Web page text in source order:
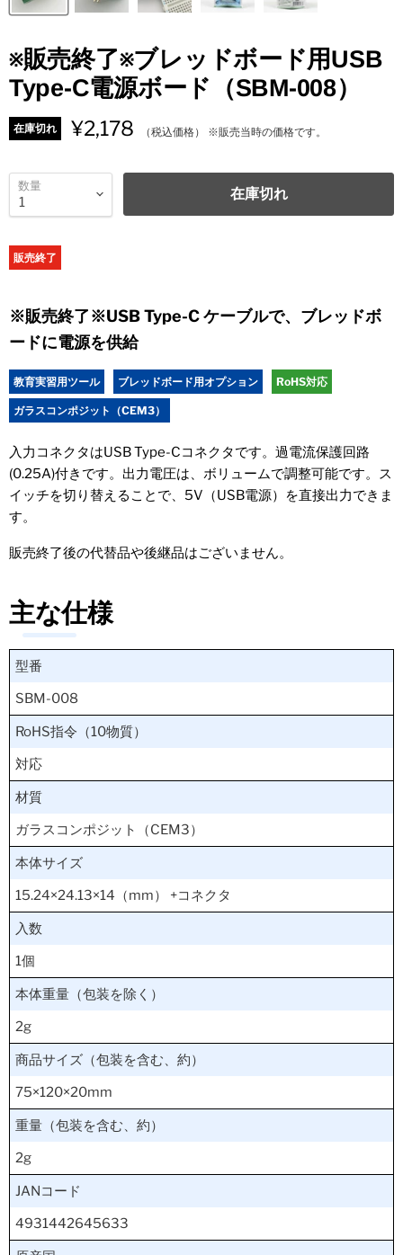
※販売終了※ブレッドボード用USB
Type-C電源ボード（SBM-008）
在庫切れ ¥2,178 （税込価格） ※販売当時の価格です。
数量
在庫切れ
販売終了
※販売終了※USB Type-C ケーブルで、ブレッドボ
ードに電源を供給
教育実習用ツール ブレッドボード用オプション RoHS対応
ガラスコンポジット（CEM3）
入力コネクタはUSB Type-Cコネクタです。過電流保護回路
(0.25A)付きです。出力電圧は、ボリュームで調整可能です。ス
イッチを切り替えることで、5V（USB電源）を直接出力できま
す。
販売終了後の代替品や後継品はございません。
主な仕様
型番
SBM-008
RoHS指令（10物質）
対応
材質
ガラスコンポジット（CEM3）
本体サイズ
15.24×24.13×14（mm） +コネクタ
入数
1個
本体重量（包装を除く）
2g
商品サイズ（包装を含む、約）
75×120×20mm
重量（包装を含む、約）
2g
JANコード
4931442645633